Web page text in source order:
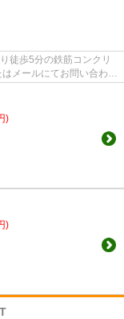
徒歩5分の鉄筋コンクリ
)
)